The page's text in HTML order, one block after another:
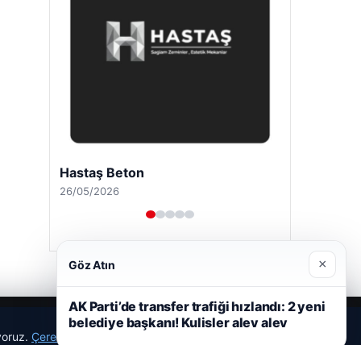
Hastaş Beton
26/05/2026
Çerez Politikamız
Göz Atın ×
AK Parti’de transfer trafiği hızlandı: 2 yeni
belediye başkanı! Kulisler alev alev